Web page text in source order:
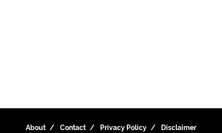
About Contact Privacy Policy Disclaimer